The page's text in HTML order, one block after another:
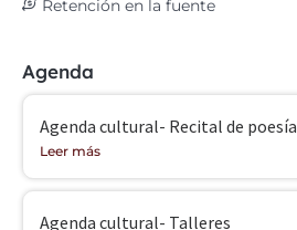
Retención en la fuente
Agenda
Agenda cultural- Recital de poesía
Leer más
Agenda cultural- Talleres